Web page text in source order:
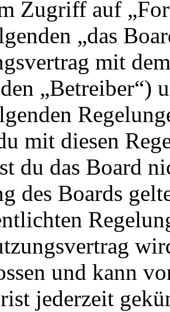
Zugriff auf
„das
mit
„Betreiber“)
mit diesen
du das Board
des Boards
und kann
jederzeit